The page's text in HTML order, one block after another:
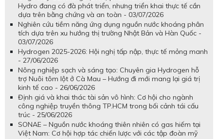
Hydro đang có đà phát triển, nhưng triển khai thực tế cần
dựa trên bằng chứng và an toàn - 03/07/2026
Nghiên cứu tiềm năng ứng dụng nguồn nước khoáng phân
tích dựa trên xu hướng thị trường Nhật Bản và Hàn Quốc -
03/07/2026
Hydrogen 2025-2026: Hội nghị tấp nập, thực tế mỏng manh
- 27/06/2026
Nông nghiệp sạch và sáng tạo: Chuyên gia Hydrogen hỗ
trợ Nuôi tôm lột ở Cà Mau – Hướng đi mới mang lại giá trị
kinh tế cao - 26/06/2026
Định giá và khai thác tài sản vô hình: Cơ hội cho ngành
công nghiệp truyền thông TP.HCM trong bối cảnh tái cấu
trúc - 25/06/2026
SONAE – Nguồn nước khoáng thiên nhiên có gas hiếm tại
Việt Nam: Cơ hội hợp tác chiến lược với các tập đoàn mỹ